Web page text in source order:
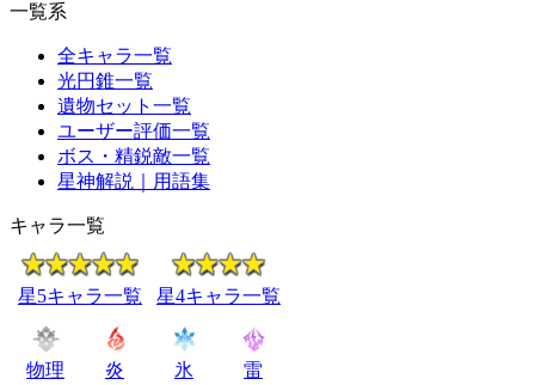
一覧系
全キャラ一覧
光円錐一覧
遺物セット一覧
ユーザー評価一覧
ボス・精鋭敵一覧
星神解説｜用語集
キャラ一覧
星5キャラ一覧 星4キャラ一覧
物理 炎 氷 雷